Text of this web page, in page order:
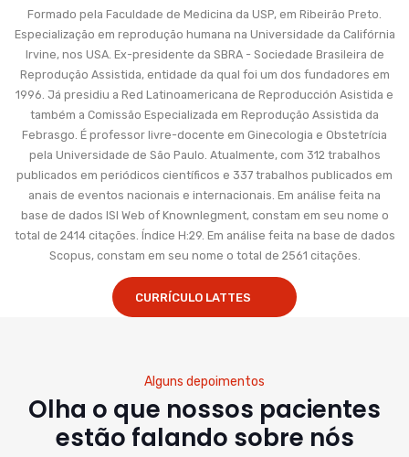
Formado pela Faculdade de Medicina da USP, em Ribeirão Preto.
Especialização em reprodução humana na Universidade da Califórnia
Irvine, nos USA. Ex-presidente da SBRA - Sociedade Brasileira de
Reprodução Assistida, entidade da qual foi um dos fundadores em
1996. Já presidiu a Red Latinoamericana de Reproducción Asistida e
também a Comissão Especializada em Reprodução Assistida da
Febrasgo. É professor livre-docente em Ginecologia e Obstetrícia
pela Universidade de São Paulo. Atualmente, com 312 trabalhos
publicados em periódicos científicos e 337 trabalhos publicados em
anais de eventos nacionais e internacionais. Em análise feita na
base de dados ISI Web of Knownlegment, constam em seu nome o
total de 2414 citações. Índice H:29. Em análise feita na base de dados
Scopus, constam em seu nome o total de 2561 citações.
CURRÍCULO LATTES
Alguns depoimentos
Olha o que nossos pacientes
estão falando sobre nós